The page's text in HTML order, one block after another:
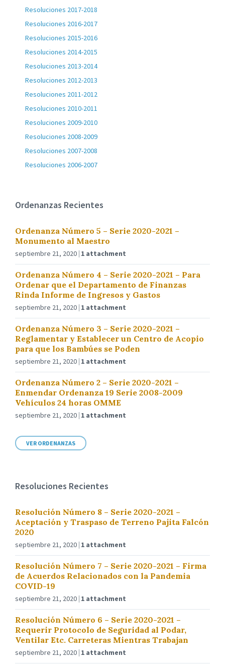
Resoluciones 2017-2018
Resoluciones 2016-2017
Resoluciones 2015-2016
Resoluciones 2014-2015
Resoluciones 2013-2014
Resoluciones 2012-2013
Resoluciones 2011-2012
Resoluciones 2010-2011
Resoluciones 2009-2010
Resoluciones 2008-2009
Resoluciones 2007-2008
Resoluciones 2006-2007
Ordenanzas Recientes
Ordenanza Número 5 – Serie 2020-2021 –
Monumento al Maestro
septiembre 21, 2020 1 attachment
Ordenanza Número 4 – Serie 2020-2021 – Para
Ordenar que el Departamento de Finanzas
Rinda Informe de Ingresos y Gastos
septiembre 21, 2020 1 attachment
Ordenanza Número 3 – Serie 2020-2021 –
Reglamentar y Establecer un Centro de Acopio
para que los Bambúes se Poden
septiembre 21, 2020 1 attachment
Ordenanza Número 2 – Serie 2020-2021 –
Enmendar Ordenanza 19 Serie 2008-2009
Vehículos 24 horas OMME
septiembre 21, 2020 1 attachment
VER ORDENANZAS
Resoluciones Recientes
Resolución Número 8 – Serie 2020-2021 –
Aceptación y Traspaso de Terreno Pajita Falcón
2020
septiembre 21, 2020 1 attachment
Resolución Número 7 – Serie 2020-2021 – Firma
de Acuerdos Relacionados con la Pandemia
COVID-19
septiembre 21, 2020 1 attachment
Resolución Número 6 – Serie 2020-2021 –
Requerir Protocolo de Seguridad al Podar,
Ventilar Etc. Carreteras Mientras Trabajan
septiembre 21, 2020 1 attachment